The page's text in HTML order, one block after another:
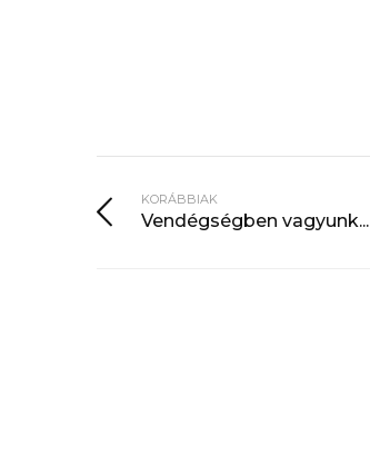
KORÁBBIAK
Vendégségben vagyunk...